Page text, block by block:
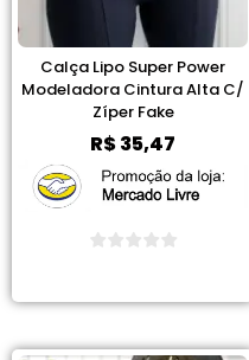
Calça Lipo Super Power
Modeladora Cintura Alta C/
Zíper Fake
R$35,47